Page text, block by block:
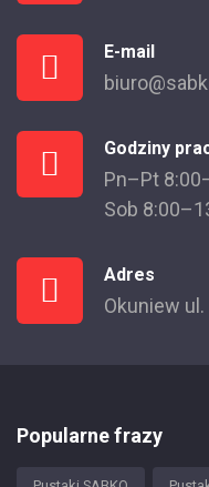
E-mail
Godziny
Pn–Pt
Sob
Adres
Okuniew
Popularne frazy